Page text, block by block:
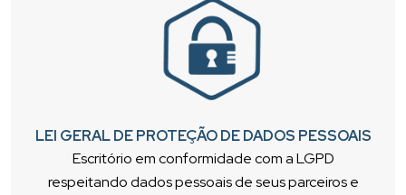
LEI GERAL DE PROTEÇÃO DE DADOS PESSOAIS
Escritório em conformidade com a LGPD
respeitando dados pessoais de seus parceiros e